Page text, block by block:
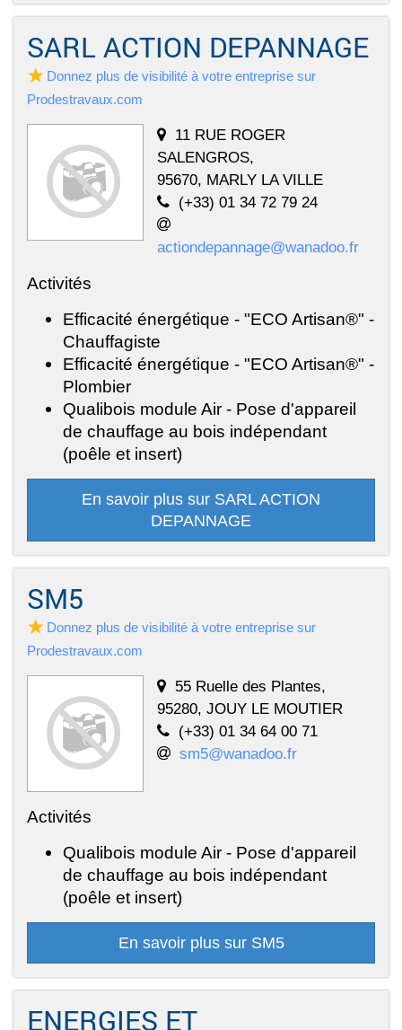
SARL ACTION DEPANNAGE
Donnez plus de visibilité à votre entreprise sur
Prodestravaux.com
11 RUE ROGER
SALENGROS,
95670, MARLY LA VILLE
(+33) 01 34 72 79 24
actiondepannage@wanadoo.fr
Activités
Efficacité énergétique - "ECO Artisan®" -
Chauffagiste
Efficacité énergétique - "ECO Artisan®" -
Plombier
Qualibois module Air - Pose d'appareil
de chauffage au bois indépendant
(poêle et insert)
En savoir plus sur SARL ACTION
DEPANNAGE
SM5
Donnez plus de visibilité à votre entreprise sur
Prodestravaux.com
55 Ruelle des Plantes,
95280, JOUY LE MOUTIER
(+33) 01 34 64 00 71
sm5@wanadoo.fr
Activités
Qualibois module Air - Pose d'appareil
de chauffage au bois indépendant
(poêle et insert)
En savoir plus sur SM5
ENERGIES ET